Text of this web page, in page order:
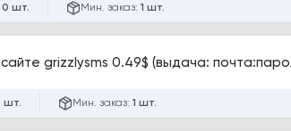
0 шт. Мин. заказ: 1 шт.
grizzlysms 0.49$ (выдача:
шт. Мин. заказ: 1 шт.